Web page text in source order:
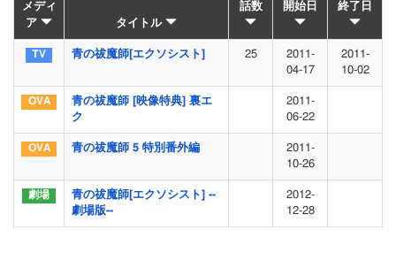
メディ
ア
タイトル
話数 開始日 終了日
青の祓魔師[エクソシスト] 25
2011-
04-17
2011-
10-02
青の祓魔師 [映像特典] 裏エ
ク
2011-
06-22
青の祓魔師 5 特別番外編
2011-
10-26
青の祓魔師[エクソシスト] --
劇場版--
2012-
12-28